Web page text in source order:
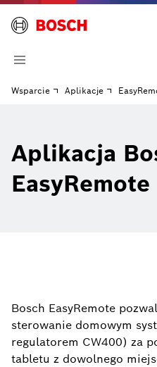
Wsparcie Aplikacje
Aplikacja
EasyRemote
Bosch EasyRemote
sterowanie domowym
regulatorem CW400) za
tabletu z dowolnego